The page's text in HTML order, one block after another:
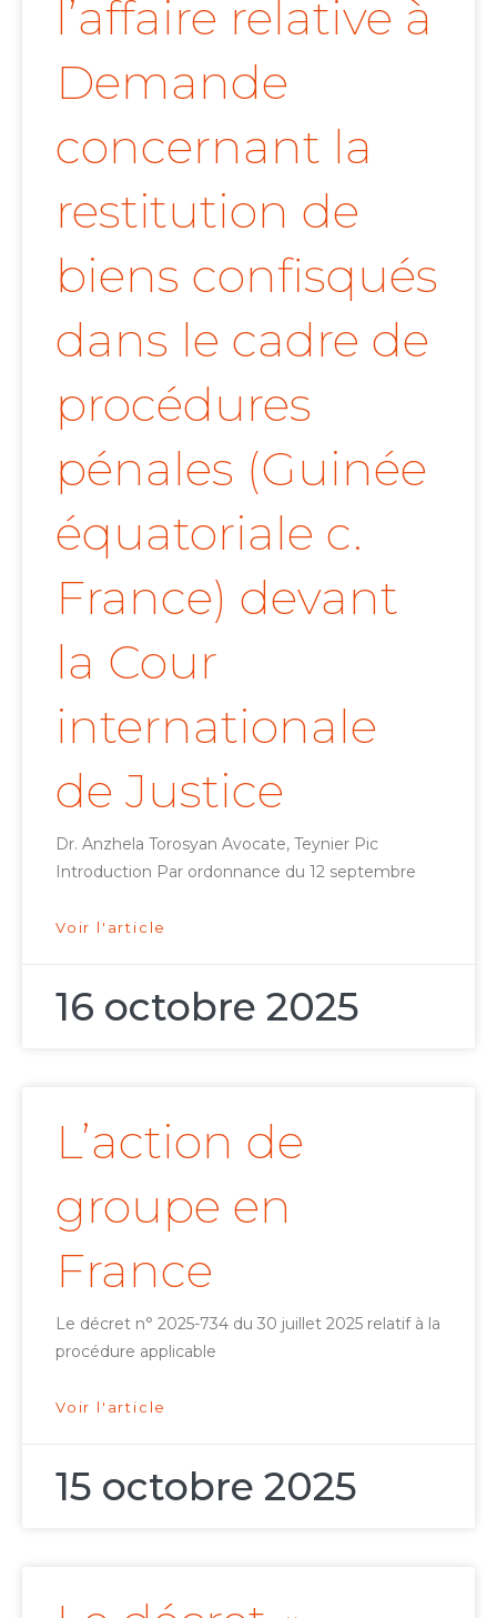
l’affaire relative à
Demande
concernant la
restitution de
biens confisqués
dans le cadre de
procédures
pénales (Guinée
équatoriale c.
France) devant
la Cour
internationale
de Justice
Dr. Anzhela Torosyan Avocate, Teynier Pic
Introduction Par ordonnance du 12 septembre
Voir l'article
16 octobre 2025
L’action de
groupe en
France
Le décret n° 2025-734 du 30 juillet 2025 relatif à la
procédure applicable
Voir l'article
15 octobre 2025